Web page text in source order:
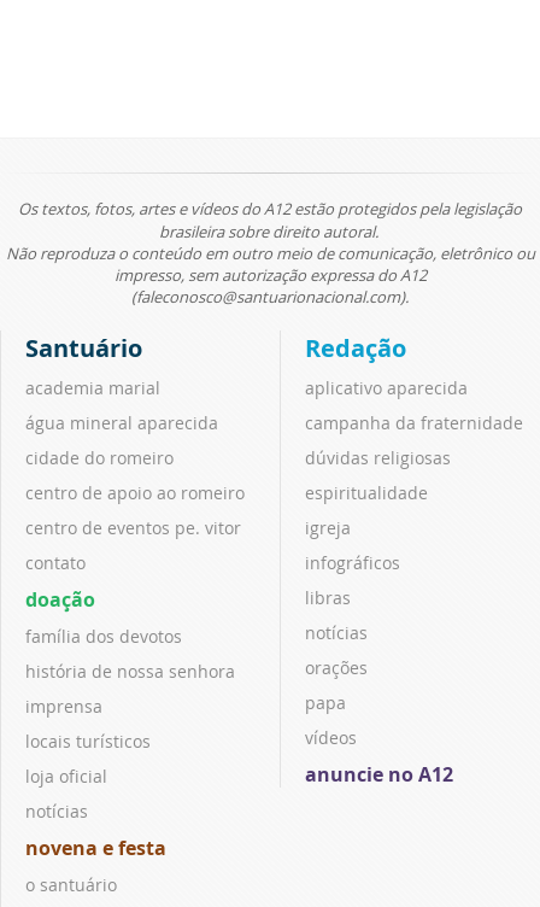
Os textos, fotos, artes e vídeos do A12 estão protegidos pela legislação
brasileira sobre direito autoral.
Não reproduza o conteúdo em outro meio de comunicação, eletrônico ou
impresso, sem autorização expressa do A12
(faleconosco@santuarionacional.com).
Santuário
academia marial
água mineral aparecida
cidade do romeiro
centro de apoio ao romeiro
centro de eventos pe. vitor
contato
doação
família dos devotos
história de nossa senhora
imprensa
locais turísticos
loja oficial
notícias
novena e festa
o santuário
Redação
aplicativo aparecida
campanha da fraternidade
dúvidas religiosas
espiritualidade
igreja
infográficos
libras
notícias
orações
papa
vídeos
anuncie no A12